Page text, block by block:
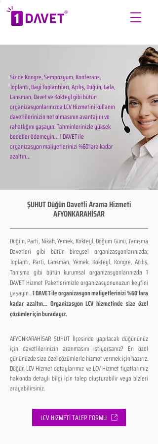
Siz de Kongre, Sempozyum, Konferans,
Toplantı, Bayi Toplantıları, Açılış, Düğün, Gala,
Lansman, Davet ve Kokteyl gibi bütün
organizasyonlarınızda LCV Hizmetini kullanın
davetlilerinizin net olmasının avantajını ve
rahatlığını yaşayın. Tahminlerinizle yüksek
bedeller ödemeyin... 1 DAVET ile
organizasyon maliyetlerinizi %60'lara kadar
azaltın...
ŞUHUT Düğün Davetli Arama Hizmeti
AFYONKARAHİSAR
Düğün, Parti, Nikah, Yemek, Kokteyl, Doğum Günü, Tanışma
Davetleri gibi bütün bireysel organizasyonlarınızda;
Toplantı, Parti, Lansman, Yemek, Kokteyl, Kongre, Açılış,
Tanışma gibi bütün kurumsal organizasyonlarınızda 1
DAVET Hizmet Paketlerimizle organizasyonunuzun keyfini
yaşayın...1 DAVET ile organizasyon maliyetlerinizi %60'lara
kadar azaltın... Organizasyon LCV hizmetinde size özel
çözümler için buradayız.
AFYONKARAHİSAR ŞUHUT İlçesinde yapılacak düğününüz
için davetlilerinizin aranmasını istiyorsanız? En özel
gününüzde size özel çözümlerle hizmet vermek için hazırız.
Düğün LCV Hizmet detaylarımız ve LCV Hizmet fiyatlarımız
hakkında detaylı bilgi için talep oluşturabilir veya bizleri
arayabilirsiniz.
LCV HİZMETİ TALEP FORMU